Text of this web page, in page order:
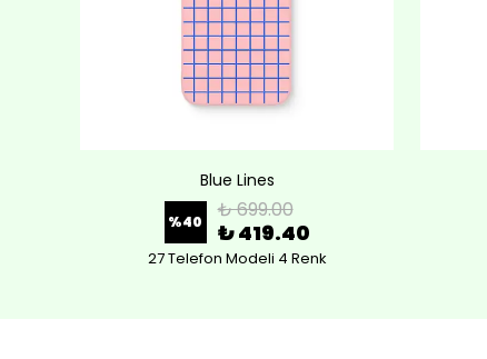
Blue Lines
%40 ₺ 699.00
₺ 419.40
27 Telefon Modeli 4 Renk